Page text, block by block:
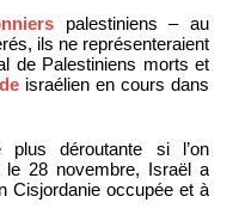
palestiniens – au
ils ne représenteraient
de Palestiniens morts et
israélien en cours dans
plus déroutante si l’on
le 28 novembre, Israël a
Cisjordanie occupée et à